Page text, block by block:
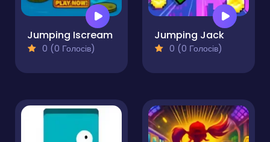
Jumping Iscream
0 (0 Голосів)
Jumping Jack
0 (0 Голосів)